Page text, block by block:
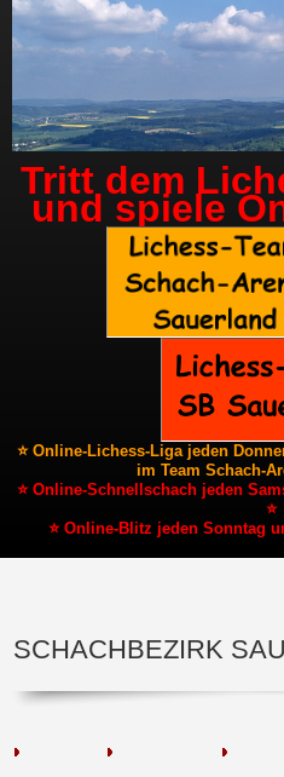
Tritt dem
und spiele
⭐ Online-Lichess-Liga jeden
im Team Schach-
⭐ Online-Schnellschach jeden
⭐
⭐ Online-Blitz jeden Sonntag
SCHACHBEZIRK